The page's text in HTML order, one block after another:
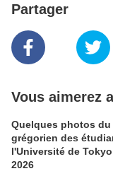
Partager
Vous aimerez
Quelques photos
grégorien des
l'Université de
2026